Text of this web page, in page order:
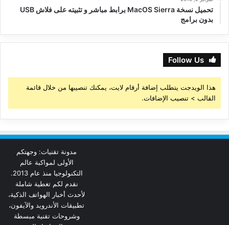
تحميل نسخة MacOS Sierra برابط مباشر و تثبيته على فلاش USB
بدون برامج
Follow Us
هذا الويدجت يتطلب إضافة أرقام لايت، يمكنك تنصيبها من خلال قائمة
القالب > تنصيب الإضافات.
مدونة تقنيات: وجهتكم
الأولى لمواكبة عالم
التكنولوجيا منذ عام 2013.
نقدم لكم تغطية شاملة
لأحدث أخبار الهواتف الذكية،
تطبيقات الأندرويد والآيفون،
وشروحات تقنية مبسطة